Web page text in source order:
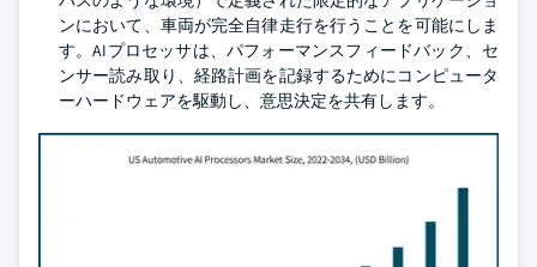
ンにおいて、車両が完全自律走行を行うことを可能にしま
す。AIプロセッサは、パフォーマンスフィードバック、セ
ンサー読み取り、経路計画を記録するためにコンピュータ
ーハードウェアを駆動し、意思決定を共有します。